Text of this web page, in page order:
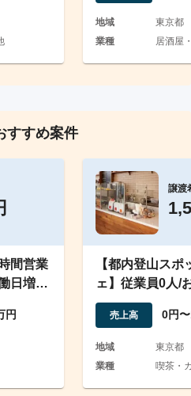
地域
東京都
業種
居酒屋
すすめ案件
間営業
日増で
渡
円
譲渡
【都内登山スポ
ェ】従業員0人/
含め譲渡
売上高 0円
地域
東京都
業種
喫茶・